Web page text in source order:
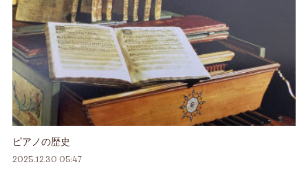
ピアノの歴史
2025.12.30 05:47